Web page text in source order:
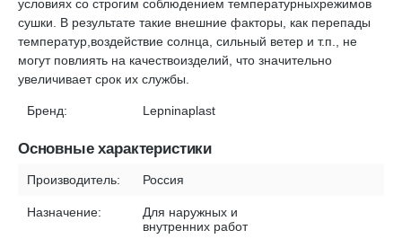
условиях со строгим соблюдением температурныхрежимов
сушки. В результате такие внешние факторы, как перепады
температур,воздействие солнца, сильный ветер и т.п., не
могут повлиять на качествоизделий, что значительно
увеличивает срок их службы.
Бренд: Lepninaplast
Основные характеристики
Производитель: Россия
Назначение:
Для наружных и
внутренних работ